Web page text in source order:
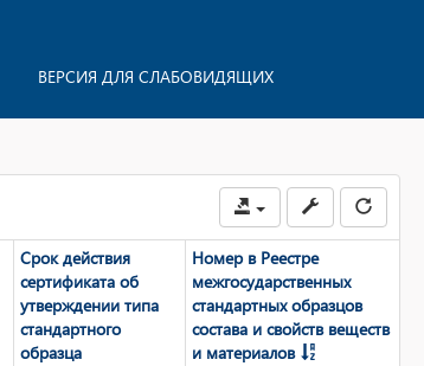
ВЕРСИЯ ДЛЯ СЛАБОВИДЯЩИХ
Срок действия
сертификата об
утверждении типа
стандартного
образца
Номер в Реестре
мeжгосударственных
стандартных образцов
состава и свойств веществ
и материалов